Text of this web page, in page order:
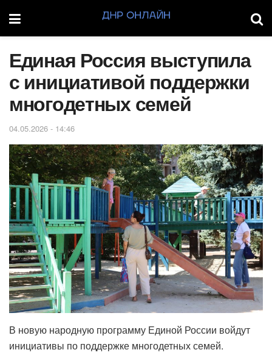
Единая Россия выступила
с инициативой поддержки
многодетных семей
04.05.2026 - 14:46
В новую народную программу Единой России войдут
инициативы по поддержке многодетных семей.